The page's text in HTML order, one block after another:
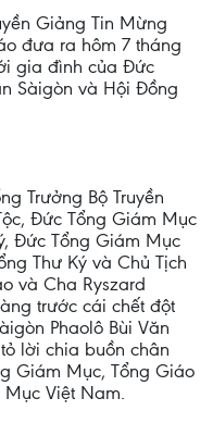
Giảng Tin Mừng
đưa ra hôm 7 tháng
gia đình của Đức
Sàigòn và Hội Đồng
Trưởng Bộ Truyền
Đức Tổng Giám Mục
Đức Tổng Giám Mục
Thư Ký và Chủ Tịch
và Cha Ryszard
trước cái chết đột
Phaolô Bùi Văn
lời chia buồn chân
Giám Mục, Tổng Giáo
Việt Nam.